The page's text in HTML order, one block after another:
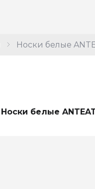
Носки белые
Носки белые